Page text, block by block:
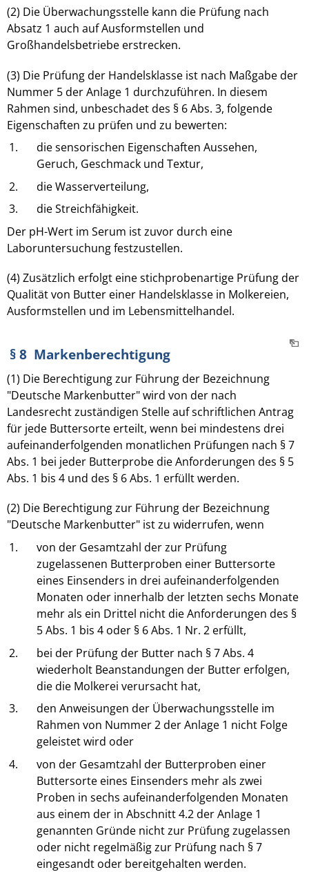
(2) Die Überwachungsstelle kann die Prüfung nach
Absatz 1 auch auf Ausformstellen und
Großhandelsbetriebe erstrecken.
(3) Die Prüfung der Handelsklasse ist nach Maßgabe der
Nummer 5 der Anlage 1 durchzuführen. In diesem
Rahmen sind, unbeschadet des § 6 Abs. 3, folgende
Eigenschaften zu prüfen und zu bewerten:
1.
die sensorischen Eigenschaften Aussehen,
Geruch, Geschmack und Textur,
2.
die Wasserverteilung,
3.
die Streichfähigkeit.
Der pH-Wert im Serum ist zuvor durch eine
Laboruntersuchung festzustellen.
(4) Zusätzlich erfolgt eine stichprobenartige Prüfung der
Qualität von Butter einer Handelsklasse in Molkereien,
Ausformstellen und im Lebensmittelhandel.
§ 8 Markenberechtigung
(1) Die Berechtigung zur Führung der Bezeichnung
"Deutsche Markenbutter" wird von der nach
Landesrecht zuständigen Stelle auf schriftlichen Antrag
für jede Buttersorte erteilt, wenn bei mindestens drei
aufeinanderfolgenden monatlichen Prüfungen nach § 7
Abs. 1 bei jeder Butterprobe die Anforderungen des § 5
Abs. 1 bis 4 und des § 6 Abs. 1 erfüllt werden.
(2) Die Berechtigung zur Führung der Bezeichnung
"Deutsche Markenbutter" ist zu widerrufen, wenn
1.
von der Gesamtzahl der zur Prüfung
zugelassenen Butterproben einer Buttersorte
eines Einsenders in drei aufeinanderfolgenden
Monaten oder innerhalb der letzten sechs Monate
mehr als ein Drittel nicht die Anforderungen des §
5 Abs. 1 bis 4 oder § 6 Abs. 1 Nr. 2 erfüllt,
2.
bei der Prüfung der Butter nach § 7 Abs. 4
wiederholt Beanstandungen der Butter erfolgen,
die die Molkerei verursacht hat,
3.
den Anweisungen der Überwachungsstelle im
Rahmen von Nummer 2 der Anlage 1 nicht Folge
geleistet wird oder
4.
von der Gesamtzahl der Butterproben einer
Buttersorte eines Einsenders mehr als zwei
Proben in sechs aufeinanderfolgenden Monaten
aus einem der in Abschnitt 4.2 der Anlage 1
genannten Gründe nicht zur Prüfung zugelassen
oder nicht regelmäßig zur Prüfung nach § 7
eingesandt oder bereitgehalten werden.